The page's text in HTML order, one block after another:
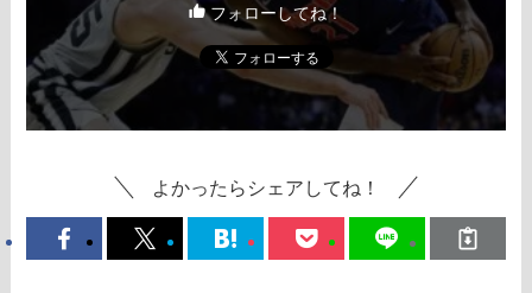
フォローしてね！
よかったらシェアしてね！